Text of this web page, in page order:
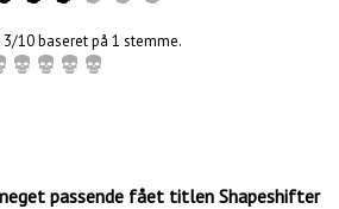
3/10 baseret på 1 stemme.
passende fået titlen Shapeshifter